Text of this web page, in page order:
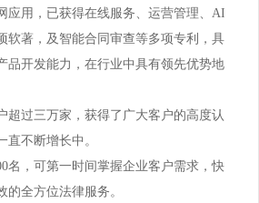
立即投放
用，已获得在线服务、运营管理、AI
软著，及智能合同审查等多项专利，具
品开发能力，在行业中具有领先优势地
过三万家，获得了广大客户的高度认
直不断增长中。
名，可第一时间掌握企业客户需求，快
全方位法律服务。